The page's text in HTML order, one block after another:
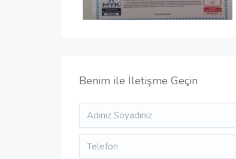
Benim ile İletişme Geçin